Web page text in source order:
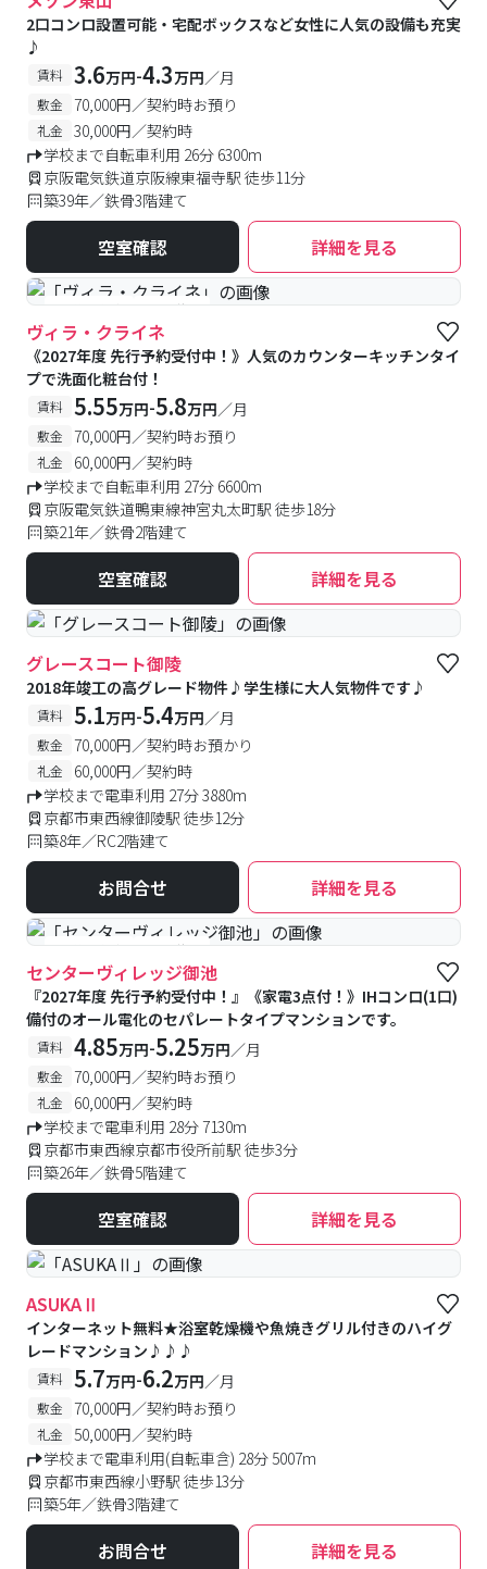
2口コンロ設置可能・宅配ボックスなど女性に人気の設備も充実
♪
賃料 3.6万円-4.3万円／月
敷金 70,000円／契約時お預り
礼金
30,000円／契約時
学校まで自転車利用 26分 6300m
京阪電気鉄道京阪線東福寺駅 徒歩11分
築39年／鉄骨3階建て
空室確認 詳細を見る
#予約受付中 #空室待ち
ヴィラ・クライネ
《2027年度 先行予約受付中！》人気のカウンターキッチンタイ
プで洗面化粧台付！
賃料 5.55万円-5.8万円／月
敷金 70,000円／契約時お預り
礼金
60,000円／契約時
学校まで自転車利用 27分 6600m
京阪電気鉄道鴨東線神宮丸太町駅 徒歩18分
築21年／鉄骨2階建て
空室確認 詳細を見る
グレースコート御陵
2018年竣工の高グレード物件♪学生様に大人気物件です♪
賃料 5.1万円-5.4万円／月
敷金 70,000円／契約時お預かり
礼金
60,000円／契約時
学校まで電車利用 27分 3880m
京都市東西線御陵駅 徒歩12分
築8年／RC2階建て
お問合せ 詳細を見る
#予約受付中 #空室待ち
センターヴィレッジ御池
『2027年度 先行予約受付中！』《家電3点付！》IHコンロ(1口)
備付のオール電化のセパレートタイプマンションです。
賃料 4.85万円-5.25万円／月
敷金 70,000円／契約時お預り
礼金
60,000円／契約時
学校まで電車利用 28分 7130m
京都市東西線京都市役所前駅 徒歩3分
築26年／鉄骨5階建て
空室確認 詳細を見る
ASUKAⅡ
インターネット無料★浴室乾燥機や魚焼きグリル付きのハイグ
レードマンション♪♪♪
賃料 5.7万円-6.2万円／月
敷金 70,000円／契約時お預り
礼金
50,000円／契約時
学校まで電車利用(自転車含) 28分 5007m
京都市東西線小野駅 徒歩13分
築5年／鉄骨3階建て
お問合せ 詳細を見る